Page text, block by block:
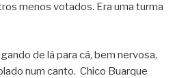
menos votados. Era uma turma
de lá para cá, bem nervosa,
num canto. Chico Buarque